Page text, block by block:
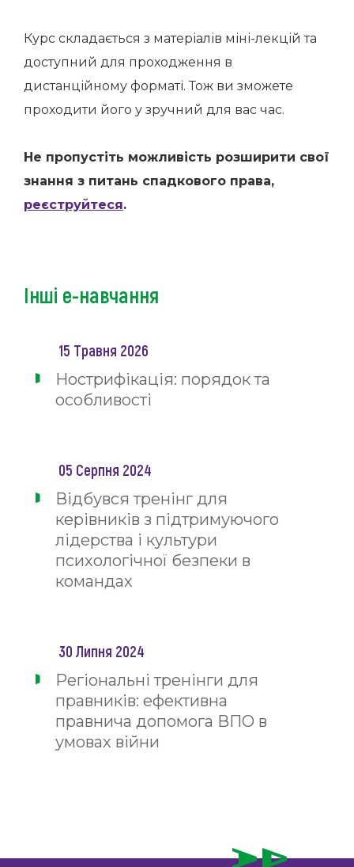
Курс складається з матеріалів міні-лекцій та
доступний для проходження в
дистанційному форматі. Тож ви зможете
проходити його у зручний для вас час.
Не пропустіть можливість розширити свої
знання з питань спадкового права,
реєструйтеся.
Інші е-навчання
15 Травня 2026
Нострифікація: порядок та
особливості
05 Серпня 2024
Відбувся тренінг для
керівників з підтримуючого
лідерства і культури
психологічної безпеки в
командах
30 Липня 2024
Регіональні тренінги для
правників: ефективна
правнича допомога ВПО в
умовах війни